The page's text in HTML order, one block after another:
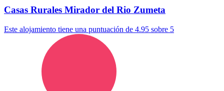
Casas Rurales Mirador del Rio Zumeta
Este alojamiento tiene una puntuación de 4.95 sobre 5